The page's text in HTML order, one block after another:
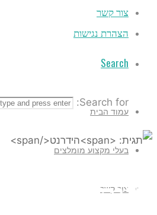
צור קשר
הצהרת נגישות
Search
Search for:
עמוד הבית
בעלי מקצוע מומלצים
צור קשר הידרנט